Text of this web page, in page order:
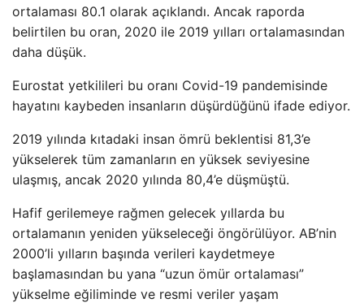
ortalaması 80.1 olarak açıklandı. Ancak raporda
belirtilen bu oran, 2020 ile 2019 yılları ortalamasından
daha düşük.
Eurostat yetkilileri bu oranı Covid-19 pandemisinde
hayatını kaybeden insanların düşürdüğünü ifade ediyor.
2019 yılında kıtadaki insan ömrü beklentisi 81,3’e
yükselerek tüm zamanların en yüksek seviyesine
ulaşmış, ancak 2020 yılında 80,4’e düşmüştü.
Hafif gerilemeye rağmen gelecek yıllarda bu
ortalamanın yeniden yükseleceği öngörülüyor. AB’nin
2000’li yılların başında verileri kaydetmeye
başlamasından bu yana “uzun ömür ortalaması”
yükselme eğiliminde ve resmi veriler yaşam